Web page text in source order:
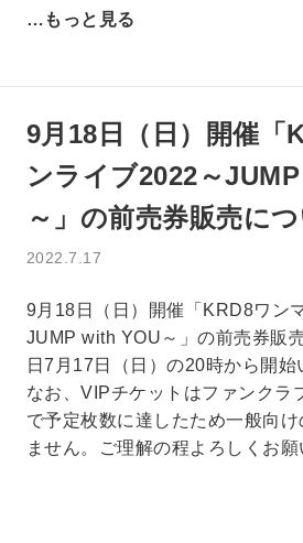
…もっと見る
9月18日（日）開催「
ンライブ2022～
～」の前売券販売に
2022.7.17
9月18日（日）開催「KRD8ワン
JUMP with YOU～」の前売券販
日7月17日（日）の20時から開始
なお、VIPチケットはファンクラ
で予定枚数に達したため一般向
ません。ご理解の程よろしくお願